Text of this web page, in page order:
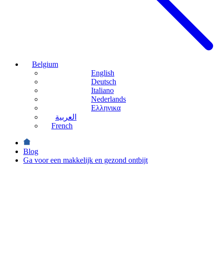
Belgium
English
Deutsch
Italiano
Nederlands
Ελληνικα
العربية
French
Blog
Ga voor een makkelijk en gezond ontbijt